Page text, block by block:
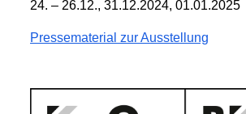
24. – 26.12., 31.12.2024, 01.01.2025
Pressematerial zur Ausstellung